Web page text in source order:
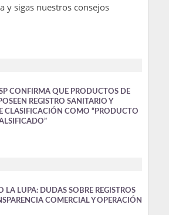
y sigas nuestros consejos
CONFIRMA QUE PRODUCTOS DE
REGISTRO SANITARIO Y
CLASIFICACIÓN COMO “PRODUCTO
LA LUPA: DUDAS SOBRE REGISTROS
COMERCIAL Y OPERACIÓN